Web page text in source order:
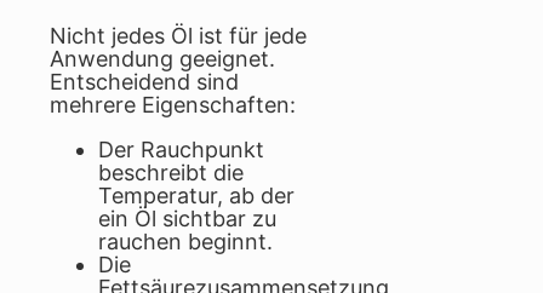
Nicht jedes Öl ist für jede
Anwendung geeignet.
Entscheidend sind
mehrere Eigenschaften:
Der Rauchpunkt
beschreibt die
Temperatur, ab der
ein Öl sichtbar zu
rauchen beginnt.
Die
Fettsäurezusammensetzung